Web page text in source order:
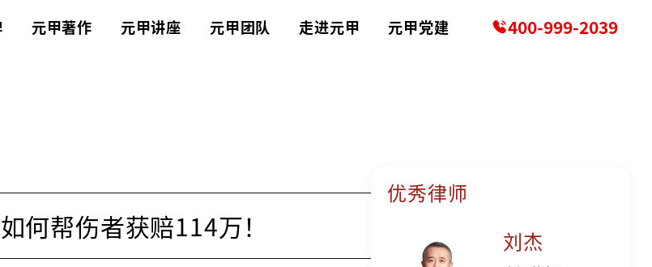
元甲著作 元甲讲座 元甲团队 走进元甲 元甲党建 400-999-2039
何帮伤者获赔114万！
优秀律师
刘杰